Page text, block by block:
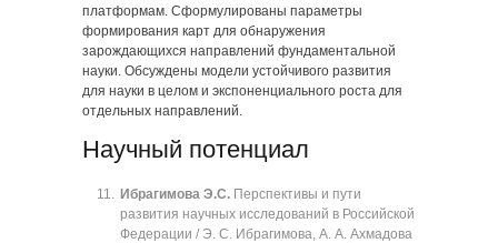
платформам. Сформулированы параметры
формирования карт для обнаружения
зарождающихся направлений фундаментальной
науки. Обсуждены модели устойчивого развития
для науки в целом и экспоненциального роста для
отдельных направлений.
Научный потенциал
Ибрагимова Э.С. Перспективы и пути
развития научных исследований в Российской
Федерации / Э. С. Ибрагимова, А. А. Ахмадова